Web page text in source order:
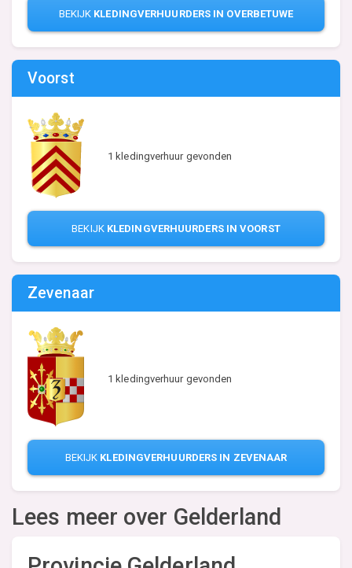
BEKIJK KLEDINGVERHUURDERS IN OVERBETUWE
Voorst
1 kledingverhuur gevonden
BEKIJK KLEDINGVERHUURDERS IN VOORST
Zevenaar
1 kledingverhuur gevonden
BEKIJK KLEDINGVERHUURDERS IN ZEVENAAR
Lees meer over Gelderland